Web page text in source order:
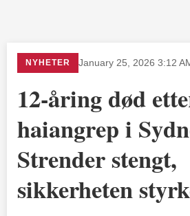
NYHETER January 25, 2026 3:12
12-åring død
haiangrep i
Strender stengt,
sikkerheten